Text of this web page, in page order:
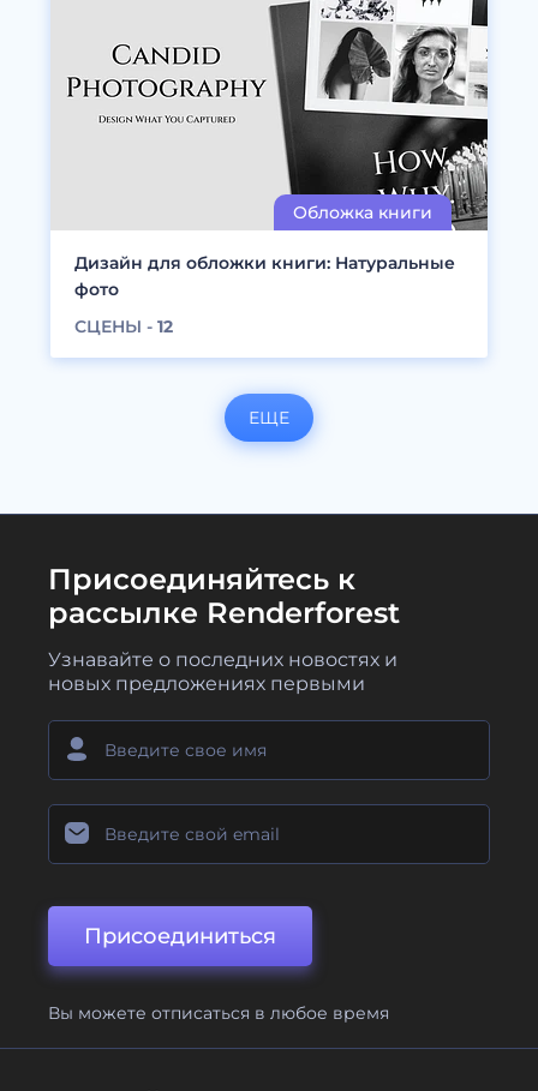
Дизайн для обложки книги: Натуральные
фото
СЦЕНЫ - 12
ЕЩЕ
Присоединяйтесь к
рассылке Renderforest
Узнавайте о последних новостях и
новых предложениях первыми
Присоединиться
Вы можете отписаться в любое время